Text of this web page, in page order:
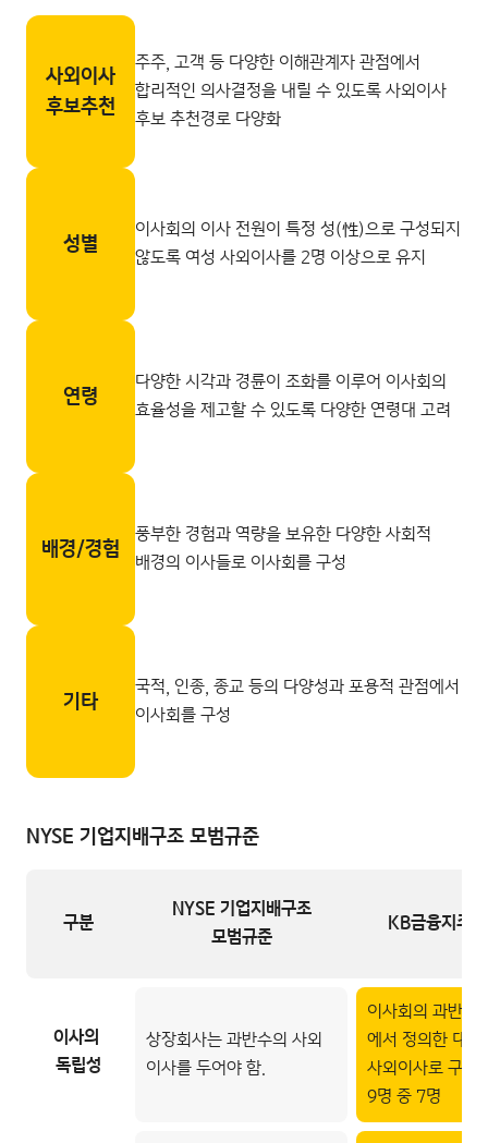
사외이사
후보추천
주주, 고객 등 다양한 이해관계자 관점에서
합리적인 의사결정을 내릴 수 있도록 사외이사
후보 추천경로 다양화
성별
이사회의 이사 전원이 특정 성(性)으로 구성되지
않도록 여성 사외이사를 2명 이상으로 유지
연령
다양한 시각과 경륜이 조화를 이루어 이사회의
효율성을 제고할 수 있도록 다양한 연령대 고려
배경/경험
풍부한 경험과 역량을 보유한 다양한 사회적
배경의 이사들로 이사회를 구성
기타
국적, 인종, 종교 등의 다양성과 포용적 관점에서
이사회를 구성
NYSE 기업지배구조 모범규준
구분
NYSE 기업지배구조
모범규준
KB금융지주
이사의
독립성
상장회사는 과반수의 사외
이사를 두어야 함.
이사회의 과반수
에서 정의한 대
사외이사로 구성
9명 중 7명